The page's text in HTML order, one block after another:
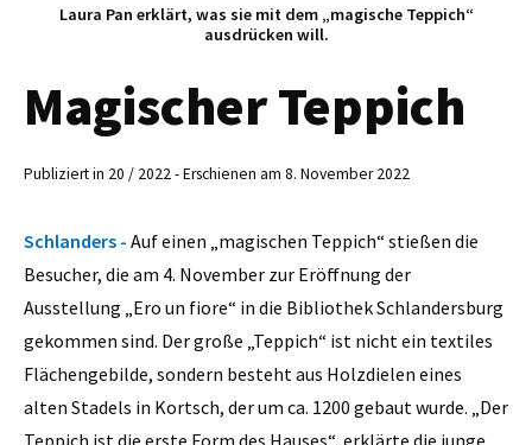
Laura Pan erklärt, was sie mit dem „magische Teppich“
ausdrücken will.
Magischer Teppich
Publiziert in 20 / 2022 - Erschienen am 8. November 2022
Schlanders - Auf einen „magischen Teppich“ stießen die
Besucher, die am 4. November zur Eröffnung der
Ausstellung „Ero un fiore“ in die Bibliothek Schlandersburg
gekommen sind. Der große „Teppich“ ist nicht ein textiles
Flächengebilde, sondern besteht aus Holzdielen eines
alten Stadels in Kortsch, der um ca. 1200 gebaut wurde. „Der
Teppich ist die erste Form des Hauses“, erklärte die junge